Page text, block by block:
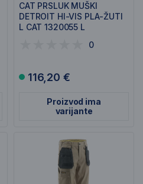
CAT PRSLUK MUŠKI
DETROIT HI-VIS PLA-ŽUTI
L CAT 1320055 L
0
116,20 €
Proizvod ima
varijante